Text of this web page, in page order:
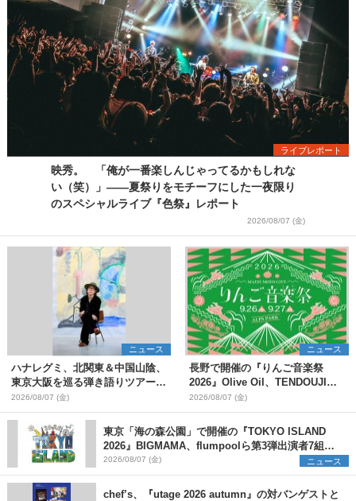
ライブレポート
映秀。 「俺が一番楽しんじゃってるかもしれな
い（笑）」――夏祭りをモチーフにした一夜限り
のスペシャルライブ『色祭』レポート
2026/08/07 (金)
ニュース
ハナレグミ、北関東＆中国山陰、
東京大阪を巡る弾き語りツアー10
月より開催決定
2026/08/07 (金)
ニュース
長野で開催の『りんご音楽祭
2026』Olive Oil、TENDOUJIら
第11弾出演アーティスト（16組）
を発表
2026/08/07 (金)
東京「海の森公園」で開催の『TOKYO ISLAND
2026』BIGMAMA、flumpoolら第3弾出演者7組を
発表 ワークショップ・アート出展者を募集
2026/08/07 (金) ニュース
chef’s、『utage 2026 autumn』の対バンゲストと